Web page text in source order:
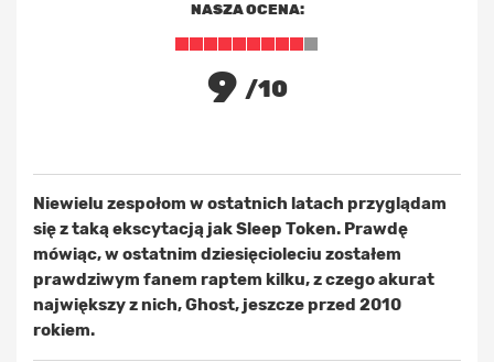
NASZA OCENA:
9 /10
Niewielu zespołom w ostatnich latach przyglądam
się z taką ekscytacją jak Sleep Token. Prawdę
mówiąc, w ostatnim dziesięcioleciu zostałem
prawdziwym fanem raptem kilku, z czego akurat
największy z nich, Ghost, jeszcze przed 2010
rokiem.